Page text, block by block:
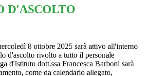
D'ASCOLTO
8 ottobre 2025 sarà attivo all'interno
d'ascolto rivolto a tutto il personale
d'Istituto dott.ssa Francesca Barboni sarà
come da calendario allegato,